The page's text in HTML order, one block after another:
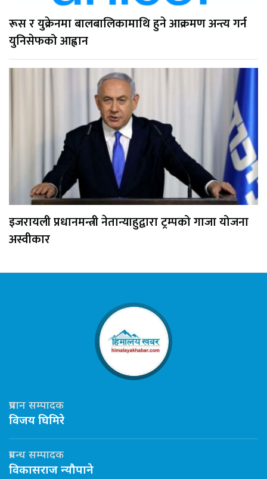
रूस र युक्रेनमा बालबालिकामाथि हुने आक्रमण अन्त्य गर्न
युनिसेफको आह्वान
इजरायली प्रधानमन्त्री नेतान्याहुद्वारा ट्रम्पको गाजा योजना
अस्वीकार
प्रधान सम्पादक
विजय घिमिरे
प्रबन्ध सम्पादक
विकासराज न्यौपाने